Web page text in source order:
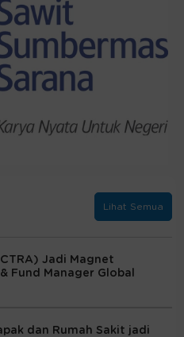
Lihat Semua
Jadi Magnet
Fund Manager Global
dan Rumah Sakit jadi